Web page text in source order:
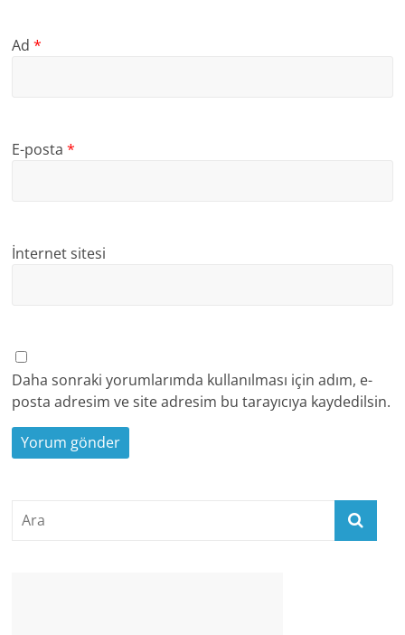
Ad*
E-posta*
İnternet sitesi
Daha sonraki yorumlarımda kullanılması için adım, e-
posta adresim ve site adresim bu tarayıcıya kaydedilsin.